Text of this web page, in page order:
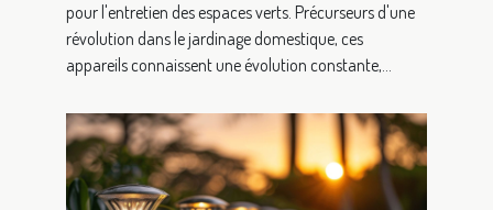
pour l'entretien des espaces verts. Précurseurs d'une
révolution dans le jardinage domestique, ces
appareils connaissent une évolution constante,...